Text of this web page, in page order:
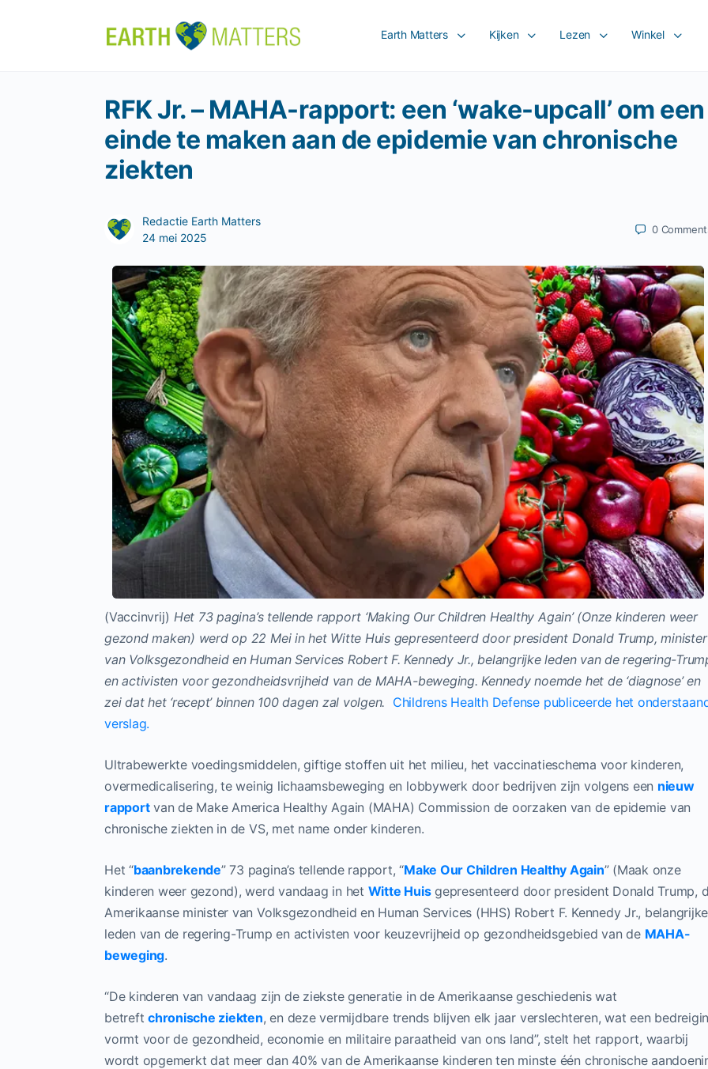
Earth Matters Kijken Lezen Winkel
RFK Jr. – MAHA-rapport: een ‘wake-upcall’ om een
einde te maken aan de epidemie van chronische
ziekten
Redactie Earth Matters
24 mei 2025
0
(Vaccinvrij) Het 73 pagina’s tellende rapport ‘Making Our Children Healthy Again’ (Onze kinderen weer
gezond maken) werd op 22 Mei in het Witte Huis gepresenteerd door president Donald Trump, minister
van Volksgezondheid en Human Services Robert F. Kennedy Jr., belangrijke leden van de regering-
en activisten voor gezondheidsvrijheid van de MAHA-beweging. Kennedy noemde het de ‘diagnose’ en
zei dat het ‘recept’ binnen 100 dagen zal volgen. Childrens Health Defense publiceerde het
verslag.
Ultrabewerkte voedingsmiddelen, giftige stoffen uit het milieu, het vaccinatieschema voor kinderen,
overmedicalisering, te weinig lichaamsbeweging en lobbywerk door bedrijven zijn volgens een nieuw
rapportvan de Make America Healthy Again (MAHA) Commission de oorzaken van de epidemie van
chronische ziekten in de VS, met name onder kinderen.
Het “baanbrekende” 73 pagina’s tellende rapport, “Make Our Children Healthy Again” (Maak onze
kinderen weer gezond), werd vandaag in het Witte Huisgepresenteerd door president Donald Trump,
Amerikaanse minister van Volksgezondheid en Human Services (HHS) Robert F. Kennedy Jr., belangrijke
leden van de regering-Trump en activisten voor keuzevrijheid op gezondheidsgebied van de MAHA-
beweging.
“De kinderen van vandaag zijn de ziekste generatie in de Amerikaanse geschiedenis wat
betreftchronische ziekten, en deze vermijdbare trends blijven elk jaar verslechteren, wat een
vormt voor de gezondheid, economie en militaire paraatheid van ons land”, stelt het rapport, waarbij
wordt opgemerkt dat meer dan 40% van de Amerikaanse kinderen ten minste één chronische